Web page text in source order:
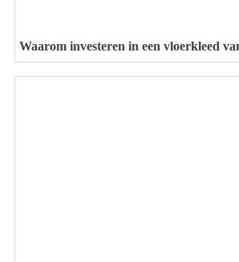
Waarom investeren in een vloerkleed